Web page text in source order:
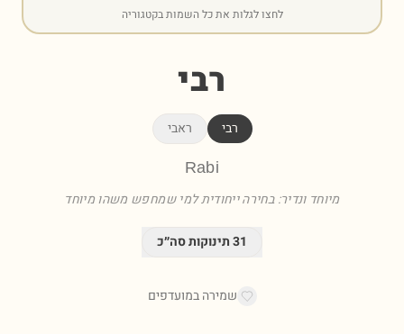
לחצו לגלות את כל השמות בקטגוריה
רבי
רבי ראבי
Rabi
מיוחד ונדיר: בחירה ייחודית למי שמחפש משהו מיוחד
31תינוקות סה״כ
שמירה במועדפים